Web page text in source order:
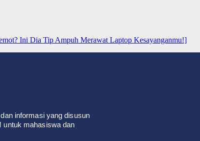
Ini Dia Tip Ampuh Merawat Laptop Kesayanganmu!]
informasi yang disusun
untuk mahasiswa dan